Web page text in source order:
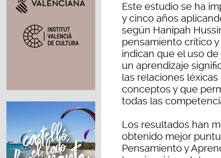
Este estudio se ha
y cinco años
según Hanipah
pensamiento crítico
indican que el uso
un aprendizaje
las relaciones
conceptos y que
todas las
Los resultados han
obtenido mejor
Pensamiento y